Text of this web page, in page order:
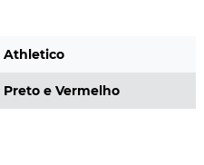
Athletico
Preto e Vermelho